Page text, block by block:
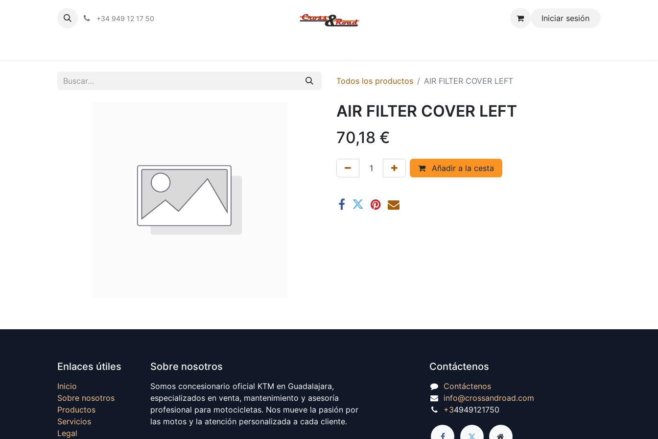
+34 949 12 17 50 Iniciar sesión
Todos los productos AIR FILTER COVER LEFT
AIR FILTER COVER LEFT
70,18 €
Añadir a la cesta
Enlaces útiles
Inicio
Sobre nosotros
Productos
Servicios
Legal
Sobre nosotros
Somos concesionario oficial KTM en Guadalajara,
especializados en venta, mantenimiento y asesoría
profesional para motocicletas. Nos mueve la pasión por
las motos y la atención personalizada a cada cliente.
Contáctenos
Contáctenos
info@crossandroad.com
+34949121750